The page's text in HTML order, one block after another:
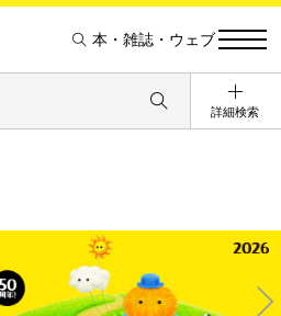
本・雑誌・ウェブ
詳細検索